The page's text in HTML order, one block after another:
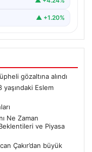
▲ +1.20%
gözaltına alındı
Eslem
Ne Zaman
ve Piyasa
Çakır’dan büyük